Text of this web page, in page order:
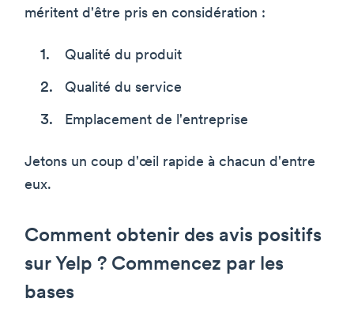
méritent d'être pris en considération :
Qualité du produit
Qualité du service
Emplacement de l'entreprise
Jetons un coup d'œil rapide à chacun d'entre
eux.
Comment obtenir des avis positifs
sur Yelp ? Commencez par les
bases